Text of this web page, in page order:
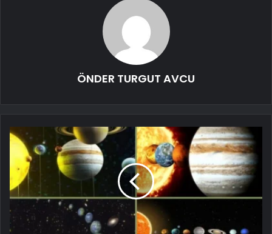
ÖNDER TURGUT AVCU